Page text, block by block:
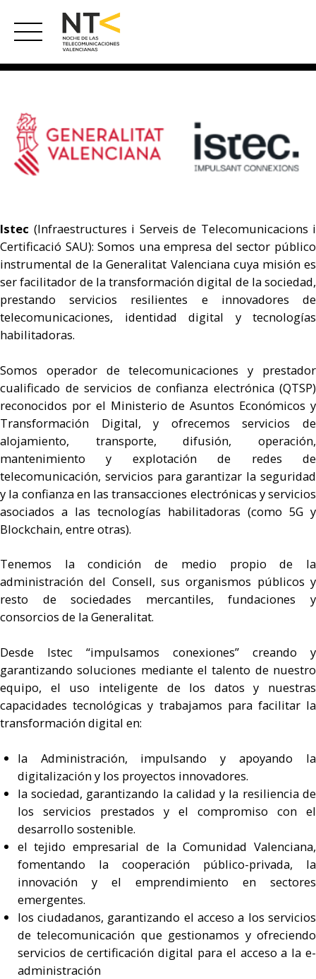
contenido
Istec (Infraestructures i Serveis de Telecomunicacions i
Certificació SAU): Somos una empresa del sector público
instrumental de la Generalitat Valenciana cuya misión es
ser facilitador de la transformación digital de la sociedad,
prestando servicios resilientes e innovadores de
telecomunicaciones, identidad digital y tecnologías
habilitadoras.
Somos operador de telecomunicaciones y prestador
cualificado de servicios de confianza electrónica (QTSP)
reconocidos por el Ministerio de Asuntos Económicos y
Transformación Digital, y ofrecemos servicios de
alojamiento, transporte, difusión, operación,
mantenimiento y explotación de redes de
telecomunicación, servicios para garantizar la seguridad
y la confianza en las transacciones electrónicas y servicios
asociados a las tecnologías habilitadoras (como 5G y
Blockchain, entre otras).
Tenemos la condición de medio propio de la
administración del Consell, sus organismos públicos y
resto de sociedades mercantiles, fundaciones y
consorcios de la Generalitat.
Desde Istec “impulsamos conexiones” creando y
garantizando soluciones mediante el talento de nuestro
equipo, el uso inteligente de los datos y nuestras
capacidades tecnológicas y trabajamos para facilitar la
transformación digital en:
la Administración, impulsando y apoyando la
digitalización y los proyectos innovadores.
la sociedad, garantizando la calidad y la resiliencia de
los servicios prestados y el compromiso con el
desarrollo sostenible.
el tejido empresarial de la Comunidad Valenciana,
fomentando la cooperación público-privada, la
innovación y el emprendimiento en sectores
emergentes.
los ciudadanos, garantizando el acceso a los servicios
de telecomunicación que gestionamos y ofreciendo
servicios de certificación digital para el acceso a la e-
administración